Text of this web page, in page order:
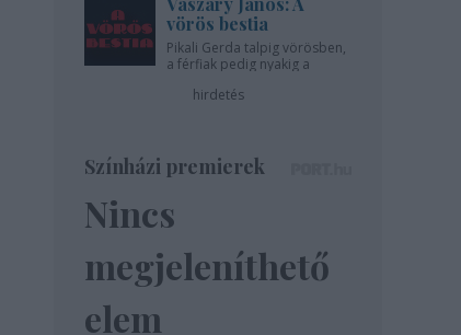
vörös bestia
Pikali Gerda talpig vörösben,
a férfiak pedig nyakig a
hirdetés
Színházi premierek
Nincs
megjeleníthető
elem